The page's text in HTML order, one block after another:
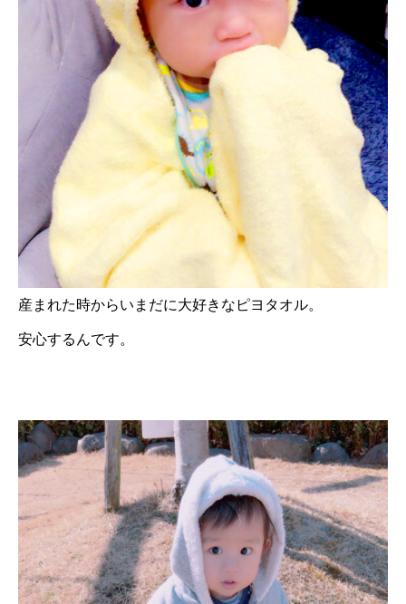
産まれた時からいまだに大好きなピヨタオル。
安心するんです。